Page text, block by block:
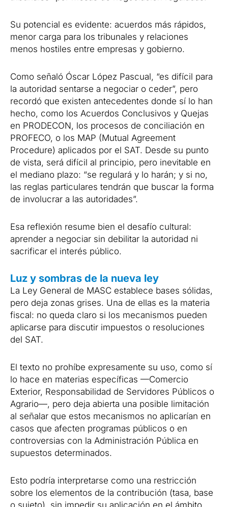
Su potencial es evidente: acuerdos más rápidos,
menor carga para los tribunales y relaciones
menos hostiles entre empresas y gobierno.
Como señaló Óscar López Pascual, “es difícil para
la autoridad sentarse a negociar o ceder”, pero
recordó que existen antecedentes donde sí lo han
hecho, como los Acuerdos Conclusivos y Quejas
en PRODECON, los procesos de conciliación en
PROFECO, o los MAP (Mutual Agreement
Procedure) aplicados por el SAT. Desde su punto
de vista, será difícil al principio, pero inevitable en
el mediano plazo: “se regulará y lo harán; y si no,
las reglas particulares tendrán que buscar la forma
de involucrar a las autoridades”.
Esa reflexión resume bien el desafío cultural:
aprender a negociar sin debilitar la autoridad ni
sacrificar el interés público.
Luz y sombras de la nueva ley
La Ley General de MASC establece bases sólidas,
pero deja zonas grises. Una de ellas es la materia
fiscal: no queda claro si los mecanismos pueden
aplicarse para discutir impuestos o resoluciones
del SAT.
El texto no prohíbe expresamente su uso, como sí
lo hace en materias específicas —Comercio
Exterior, Responsabilidad de Servidores Públicos o
Agrario—, pero deja abierta una posible limitación
al señalar que estos mecanismos no aplicarían en
casos que afecten programas públicos o en
controversias con la Administración Pública en
supuestos determinados.
Esto podría interpretarse como una restricción
sobre los elementos de la contribución (tasa, base
o sujeto), sin impedir su aplicación en el ámbito